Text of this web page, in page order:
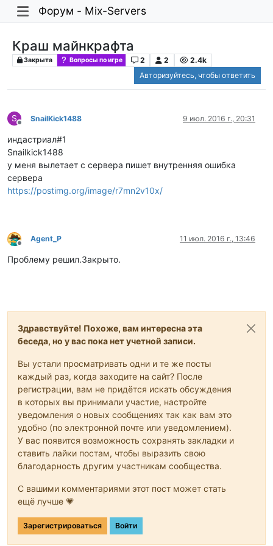
Форум - Mix-Servers
Краш майнкрафта
Закрыта Вопросы по игре 2 2
2.4k
Авторизуйтесь, чтобы ответить
S
Не в сети
SnailKick1488 9 июл. 2016 г., 20:31
индастриал#1
Snailkick1488
у меня вылетает с сервера пишет внутренняя ошибка
сервера
https://postimg.org/image/r7mn2v10x/
Не в сети
Agent_P 11 июл. 2016 г., 13:46
Проблему решил.Закрыто.
Здравствуйте! Похоже, вам интересна эта
беседа, но у вас пока нет учетной записи.
Вы устали просматривать одни и те же посты
каждый раз, когда заходите на сайт? После
регистрации, вам не придётся искать обсуждения
в которых вы принимали участие, настройте
уведомления о новых сообщениях так как вам это
удобно (по электронной почте или уведомлением).
У вас появится возможность сохранять закладки и
ставить лайки постам, чтобы выразить свою
благодарность другим участникам сообщества.
С вашими комментариями этот пост может стать
ещё лучше 💗
Зарегистрироваться Войти